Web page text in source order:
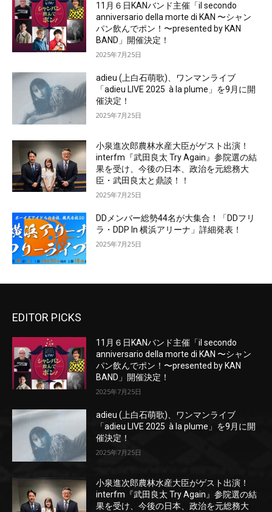
11月６日KANバンド主催「il secondo
anniversario della morte di KAN 〜シャン
パン飲んでポン！〜presented by KAN
BAND」開催決定！
2025年7月25日
adieu (上白石萌歌)、ワンマンライブ
「adieu LIVE 2025 à la plume」を9月に開
催決定！
2025年7月25日
小泉進次郎農林水産大臣がゲスト出演！
interfm『武田良太 Try Again』参院選の結
果を受け、今後の日本、政治を元総務大
臣・武田良太と鼎談！！
2025年7月25日
DDメンバー総勢44名が大集合！「DDフリ
ラ・DDP In 横浜アリーナ」詳細発表！
2025年7月25日
EDITOR PICKS
11月６日KANバンド主催「il secondo
anniversario della morte di KAN 〜シャン
パン飲んでポン！〜presented by KAN
BAND」開催決定！
2025年7月25日
adieu (上白石萌歌)、ワンマンライブ
「adieu LIVE 2025 à la plume」を9月に開
催決定！
2025年7月25日
小泉進次郎農林水産大臣がゲスト出演！
interfm『武田良太 Try Again』参院選の結
果を受け、今後の日本、政治を元総務大